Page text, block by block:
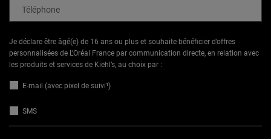
Téléphone
Je déclare être âgé(e) de 16 ans ou plus et souhaite bénéficier d’offres
personnalisées de L’Oréal France par communication directe, en relation avec
les produits et services de Kiehl’s, au choix par :
E-mail (avec pixel de suivi¹)
SMS